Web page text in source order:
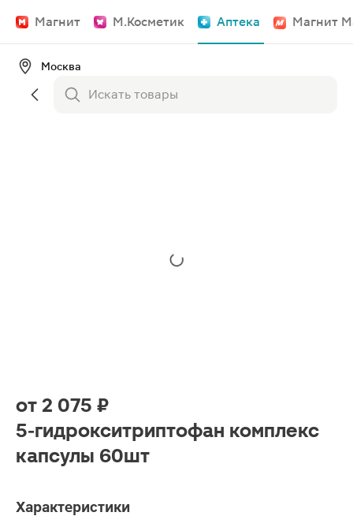
Магнит М.Косметик Аптека Магнит
Москва
от 2 075 ₽
5-гидрокситриптофан комплекс
капсулы 60шт
Характеристики